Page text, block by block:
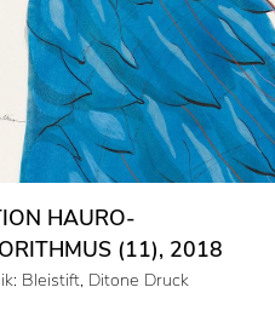
HAURO-
(11), 2018
Bleistift, Ditone Druck